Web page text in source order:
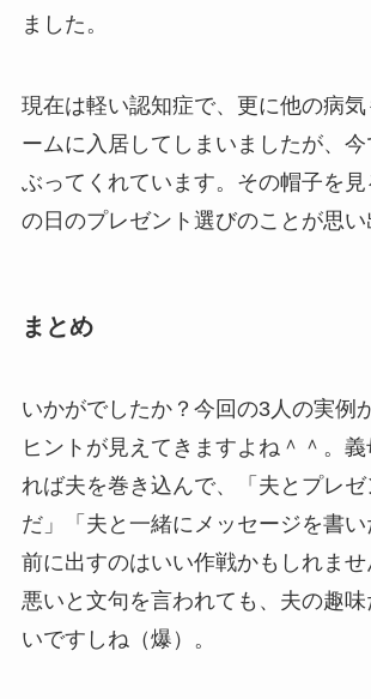
ました。
現在は軽い認知症で、更に他の病
ームに入居してしまいましたが、
ぶってくれています。その帽子を
の日のプレゼント選びのことが思い
まとめ
いかがでしたか？今回の3人の実例
ヒントが見えてきますよね＾＾。
れば夫を巻き込んで、「夫とプレ
だ」「夫と一緒にメッセージを書
前に出すのはいい作戦かもしれま
悪いと文句を言われても、夫の趣
いですしね（爆）。